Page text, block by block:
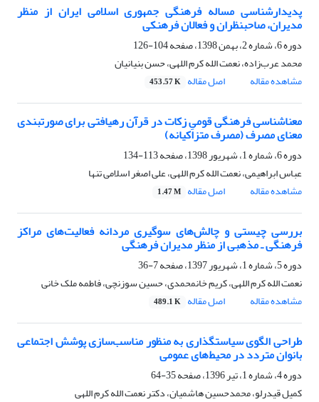
پدیدارشناسی مساله فرهنگی جمهوری اسلامی ایران از منظر
مدیران، صاحبنظران و فعالان فرهنکی
دوره 6، شماره 2، بهمن 1398، صفحه
104-126
محمد عرب‌زاده، نعمت الله کرم اللهی، حسن بنیانیان
مشاهده مقاله
اصل مقاله 453.57 K
معناشناسی فرهنگی قومیِ زکات در قرآن رهیافتی برای صورتبندی
معنای مصرف (مصرف متزاکیانه)
دوره 6، شماره 1، شهریور 1398، صفحه
113-134
عباس ابراهیمی، نعمت الله کرم اللهی، علی اصغر اسلامی تنها
مشاهده مقاله
اصل مقاله 1.47 M
بررسی چیستی و چالش‌های سوگیری مردانه فعالیت‌های مراکز
فرهنگی ـ مذهبی از منظر مدیران فرهنگی
دوره 5، شماره 1، شهریور 1397، صفحه
7-36
نعمت الله کرم اللهی، کریم خانمحمدی، حسین سوزنچی، فاطمه ملک خانی
مشاهده مقاله
اصل مقاله 489.1 K
طراحی الگوی سیاستگذاری به منظور مناسب‌سازی پوشش اجتماعی
بانوان متردد در محیط‌های عمومی
دوره 4، شماره 1، تیر 1396، صفحه
35-64
کمیل قیدرلو، محمدحسین هاشمیان، دکتر نعمت الله کرم اللهی